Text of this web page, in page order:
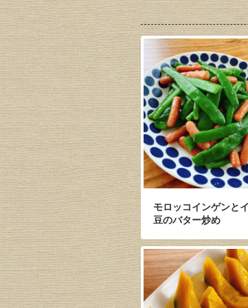
モロッコインゲンと
豆のバター炒め